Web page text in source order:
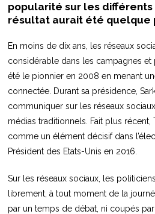
popularité sur les différents
résultat aurait été quelque
En moins de dix ans, les réseaux
considérable dans les campagnes et
été le pionnier en 2008 en menant
connectée. Durant sa présidence,
communiquer sur les réseaux
médias traditionnels. Fait plus
comme un élément décisif dans
Président des Etats-Unis en 2016.
Sur les réseaux sociaux, les
librement, à tout moment de la
par un temps de débat, ni coupés